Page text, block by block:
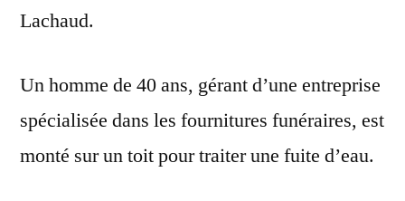
Lachaud.
Un homme de 40 ans, gérant d’une entreprise
spécialisée dans les fournitures funéraires, est
monté sur un toit pour traiter une fuite d’eau.